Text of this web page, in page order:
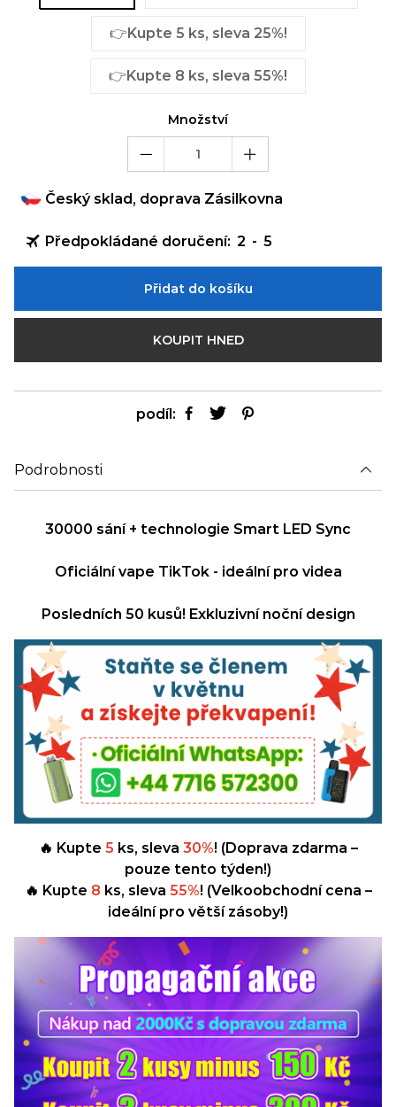
👉Kupte 5 ks, sleva 25%!
👉Kupte 8 ks, sleva 55%!
Množství
Český sklad, doprava Zásilkovna
Předpokládané doručení: 2 - 5
Přidat do košíku
KOUPIT HNED
podíl:
Podrobnosti
30000 sání + technologie Smart LED Sync
Oficiální vape TikTok - ideální pro videa
Posledních 50 kusů! Exkluzivní noční design
🔥 Kupte 5 ks, sleva 30%! (Doprava zdarma –
pouze tento týden!)
🔥 Kupte 8 ks, sleva 55%! (Velkoobchodní cena –
ideální pro větší zásoby!)